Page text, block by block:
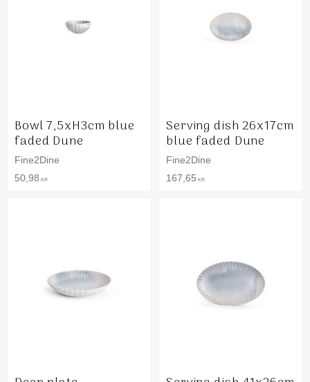
Bowl 7,5xH3cm blue
faded Dune
Fine2Dine
50,98 KR
Serving dish 26x17cm
blue faded Dune
Fine2Dine
167,65 KR